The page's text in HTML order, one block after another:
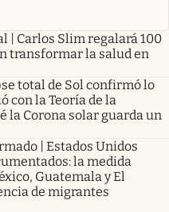
| Carlos Slim regalará 100
transformar la salud en
total de Sol confirmó lo
con la Teoría de la
la Corona solar guarda un
| Estados Unidos
la medida
Guatemala y El
de migrantes